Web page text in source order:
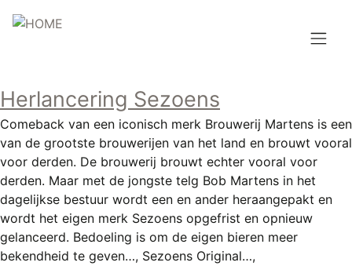
en
gaan
Hoofdnavigatie
HOME
BROUWEN
BLOG
AANBOD
AGENDA
Herlancering Sezoens
Comeback van een iconisch merk Brouwerij Martens is een
van de grootste brouwerijen van het land en brouwt vooral
voor derden. De brouwerij brouwt echter vooral voor
derden. Maar met de jongste telg Bob Martens in het
dagelijkse bestuur wordt een en ander heraangepakt en
wordt het eigen merk Sezoens opgefrist en opnieuw
gelanceerd. Bedoeling is om de eigen bieren meer
bekendheid te geven…, Sezoens Original…,